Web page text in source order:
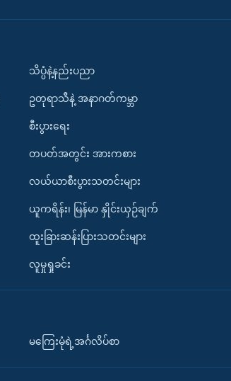
သိပ္ပံနဲ့နည်းပညာ
ဥတုရာသီနဲ့ အနာဂတ်ကမ္ဘာ
စီးပွားရေး
တပတ်အတွင်း အားကစား
လယ်ယာစီးပွားသတင်းများ
ယူကရိန်း၊ မြန်မာ နှိုင်းယှဉ်ချက်
ထူးခြားဆန်းပြားသတင်းများ
လူမှုရှုခင်း
မကြေးမုံရဲ့အင်္ဂလိပ်စာ